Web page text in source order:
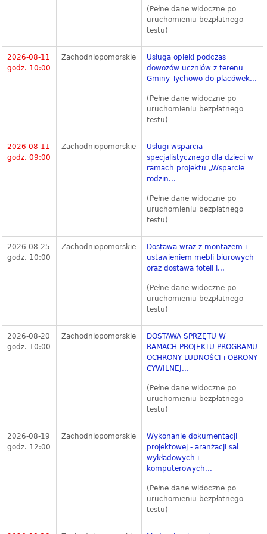
(Pełne dane widoczne po
uruchomieniu bezpłatnego
testu)
2026-08-11
godz. 10:00
Zachodniopomorskie
Usługa opieki podczas
dowozów uczniów z terenu
Gminy Tychowo do placówek...
(Pełne dane widoczne po
uruchomieniu bezpłatnego
testu)
2026-08-11
godz. 09:00
Zachodniopomorskie
Usługi wsparcia
specjalistycznego dla dzieci w
ramach projektu „Wsparcie
rodzin...
(Pełne dane widoczne po
uruchomieniu bezpłatnego
testu)
2026-08-25
godz. 10:00
Zachodniopomorskie
Dostawa wraz z montażem i
ustawieniem mebli biurowych
oraz dostawa foteli i...
(Pełne dane widoczne po
uruchomieniu bezpłatnego
testu)
2026-08-20
godz. 10:00
Zachodniopomorskie
DOSTAWA SPRZĘTU W
RAMACH PROJEKTU PROGRAMU
OCHRONY LUDNOŚCI i OBRONY
CYWILNEJ...
(Pełne dane widoczne po
uruchomieniu bezpłatnego
testu)
2026-08-19
godz. 12:00
Zachodniopomorskie
Wykonanie dokumentacji
projektowej - aranżacji sal
wykładowych i
komputerowych...
(Pełne dane widoczne po
uruchomieniu bezpłatnego
testu)